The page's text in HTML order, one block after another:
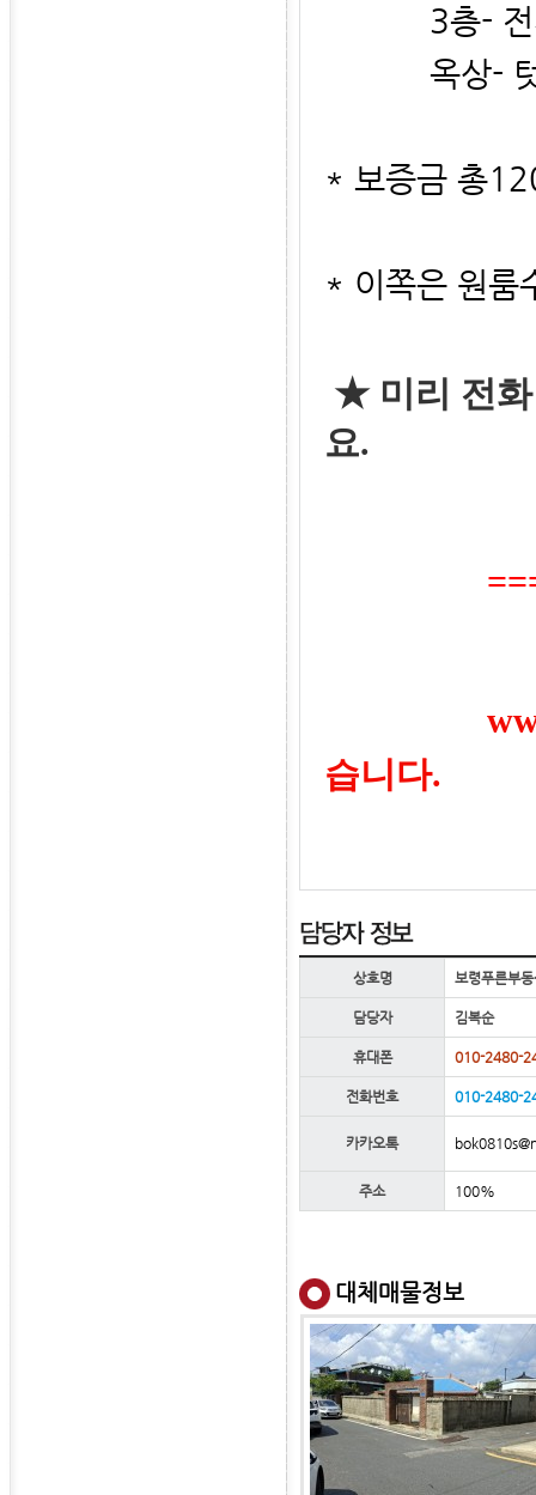
3층- 전체
옥상- 텃밭
* 보증금 총
* 이쪽은 원룸
★ 미리 전
요.
www.푸
습니다.
상호명 보령푸른부
담당자 김복순
휴대폰 010-2480-
전화번호 010-2480-
카카오톡
주소 100%
대체매물정보